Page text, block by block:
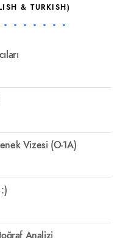
& TURKISH)
Vizesi (O-1A)